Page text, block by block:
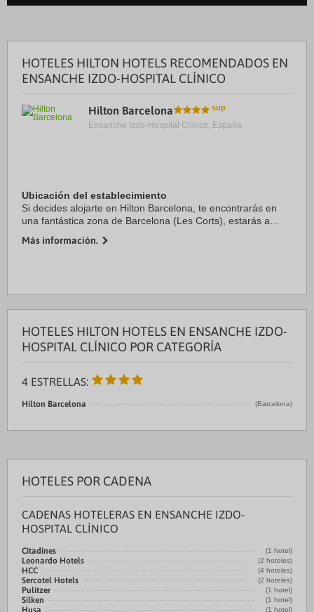
HOTELES HILTON HOTELS RECOMENDADOS EN
ENSANCHE IZDO-HOSPITAL CLÍNICO
Hilton Barcelona
Ensanche Izdo-Hospital Clínico, España.
Ubicación del establecimiento
Si decides alojarte en Hilton Barcelona, te encontrarás en
una fantástica zona de Barcelona (Les Corts), estarás a
coche de Museo del Fútbol Club ...
Más información.
HOTELES HILTON HOTELS EN ENSANCHE IZDO-
HOSPITAL CLÍNICO POR CATEGORÍA
4 ESTRELLAS:
Hilton Barcelona (Barcelona)
HOTELES POR CADENA
CADENAS HOTELERAS EN ENSANCHE IZDO-
HOSPITAL CLÍNICO
Citadines (1 hotel)
Leonardo Hotels (2 hoteles)
HCC (4 hoteles)
Sercotel Hotels (2 hoteles)
Pulitzer (1 hotel)
Silken (1 hotel)
Husa (1 hotel)